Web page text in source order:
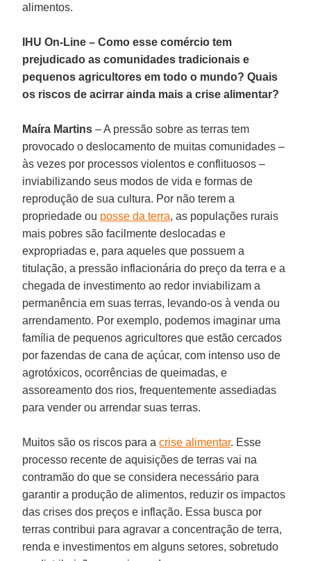
alimentos.
IHU On-Line – Como esse comércio tem
prejudicado as comunidades tradicionais e
pequenos agricultores em todo o mundo? Quais
os riscos de acirrar ainda mais a crise alimentar?
Maíra Martins – A pressão sobre as terras tem
provocado o deslocamento de muitas comunidades –
às vezes por processos violentos e conflituosos –
inviabilizando seus modos de vida e formas de
reprodução de sua cultura. Por não terem a
propriedade ou posse da terra, as populações rurais
mais pobres são facilmente deslocadas e
expropriadas e, para aqueles que possuem a
titulação, a pressão inflacionária do preço da terra e a
chegada de investimento ao redor inviabilizam a
permanência em suas terras, levando-os à venda ou
arrendamento. Por exemplo, podemos imaginar uma
família de pequenos agricultores que estão cercados
por fazendas de cana de açúcar, com intenso uso de
agrotóxicos, ocorrências de queimadas, e
assoreamento dos rios, frequentemente assediadas
para vender ou arrendar suas terras.
Muitos são os riscos para acrise alimentar. Esse
processo recente de aquisições de terras vai na
contramão do que se considera necessário para
garantir a produção de alimentos, reduzir os impactos
das crises dos preços e inflação. Essa busca por
terras contribui para agravar a concentração de terra,
renda e investimentos em alguns setores, sobretudo